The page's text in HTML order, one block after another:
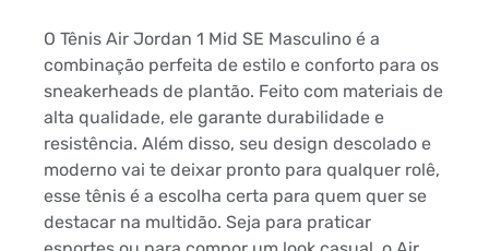
O Tênis Air Jordan 1 Mid SE Masculino é a
combinação perfeita de estilo e conforto para os
sneakerheads de plantão. Feito com materiais de
alta qualidade, ele garante durabilidade e
resistência. Além disso, seu design descolado e
moderno vai te deixar pronto para qualquer rolê,
esse tênis é a escolha certa para quem quer se
destacar na multidão. Seja para praticar